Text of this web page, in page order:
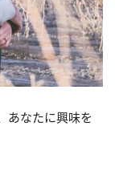
あなたに興味を